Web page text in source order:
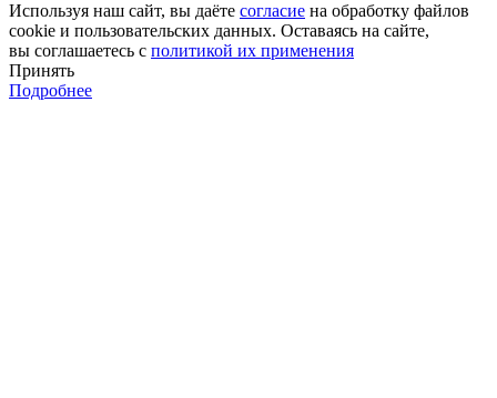
Используя наш сайт, вы даёте согласие на обработку файлов
cookie и пользовательских данных. Оставаясь на сайте,
вы соглашаетесь с политикой их применения
Принять
Подробнее